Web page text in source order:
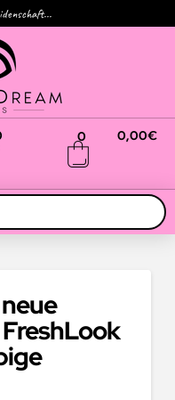
0 0,00€